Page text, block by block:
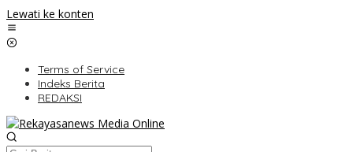
Lewati ke konten
Terms of Service
Indeks Berita
REDAKSI